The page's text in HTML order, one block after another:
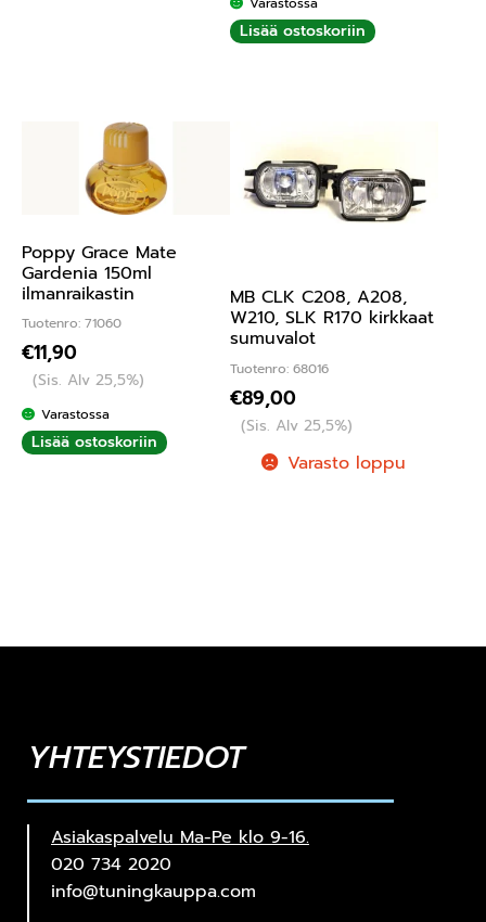
Lisää ostoskoriin
Poppy Grace Mate
Gardenia 150ml
ilmanraikastin
Tuotenro: 71060
€11,90
(Sis. Alv 25,5%)
Varastossa
Lisää ostoskoriin
MB CLK C208, A208,
W210, SLK R170 kirkkaat
sumuvalot
Tuotenro: 68016
€89,00
(Sis. Alv 25,5%)
Varasto loppu
YHTEYSTIEDOT
Asiakaspalvelu Ma-Pe klo 9-16.
020 734 2020
info@tuningkauppa.com